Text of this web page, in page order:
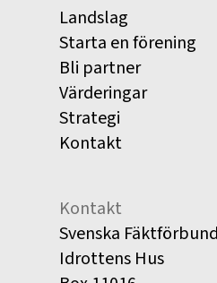
Landslag
Starta en förening
Bli partner
Värderingar
Strategi
Kontakt
Kontakt
Svenska
Idrottens Hus